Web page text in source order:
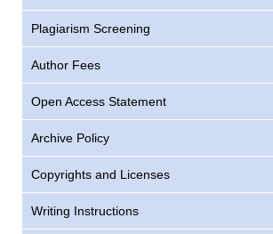
Plagiarism Screening
Author Fees
Open Access Statement
Archive Policy
Copyrights and Licenses
Writing Instructions